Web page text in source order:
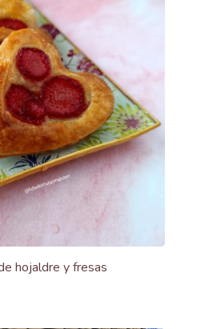
hojaldre y fresas